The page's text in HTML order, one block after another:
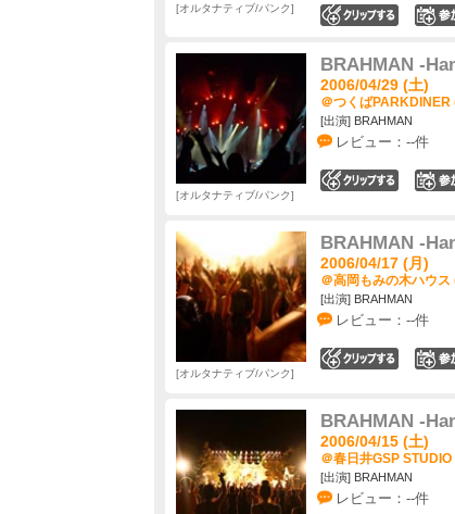
オルタナティブ/パンク
BRAHMAN -
2006/04/29 (土)
＠つくばPARKDINER
[出演] BRAHMAN
レビュー：--件
オルタナティブ/パンク
BRAHMAN -
2006/04/17 (月)
＠高岡もみの木ハウス
[出演] BRAHMAN
レビュー：--件
オルタナティブ/パンク
BRAHMAN -
2006/04/15 (土)
＠春日井GSP
[出演] BRAHMAN
レビュー：--件